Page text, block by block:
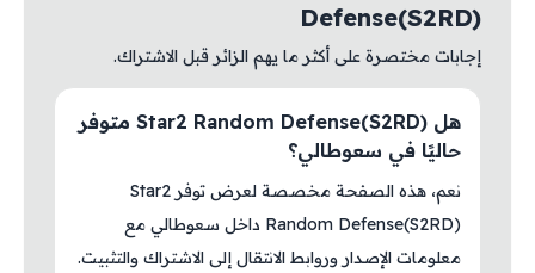
Defense(S2RD)
إجابات مختصرة على أكثر ما يهم الزائر قبل الاشتراك.
هل Star2 Random Defense(S2RD) متوفر
حاليًا في سعوطالي؟
نعم، هذه الصفحة مخصصة لعرض توفر Star2
Random Defense(S2RD) داخل سعوطالي مع
معلومات الإصدار وروابط الانتقال إلى الاشتراك والتثبيت.